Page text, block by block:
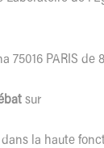
75016 PARIS de
sur
la haute